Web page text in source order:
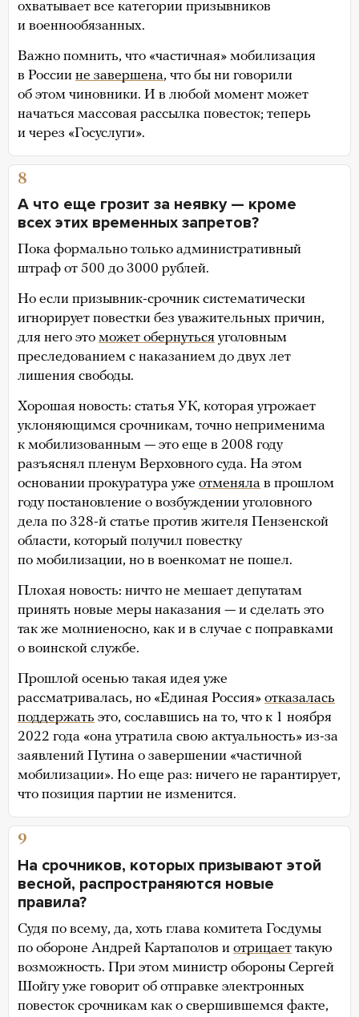
охватывает все категории призывников
и военнообязанных.
Важно помнить, что «частичная» мобилизация
в России не завершена, что бы ни говорили
об этом чиновники. И в любой момент может
начаться массовая рассылка повесток; теперь
и через «Госуслуги».
8
А что еще грозит за неявку — кроме
всех этих временных запретов?
Пока формально только административный
штраф от 500 до 3000 рублей.
Но если призывник-срочник систематически
игнорирует повестки без уважительных причин,
для него это может обернуться уголовным
преследованием с наказанием до двух лет
лишения свободы.
Хорошая новость: статья УК, которая угрожает
уклоняющимся срочникам, точно неприменима
к мобилизованным — это еще в 2008 году
разъяснял пленум Верховного суда. На этом
основании прокуратура уже отменяла в прошлом
году постановление о возбуждении уголовного
дела по 328-й статье против жителя Пензенской
области, который получил повестку
по мобилизации, но в военкомат не пошел.
Плохая новость: ничто не мешает депутатам
принять новые меры наказания — и сделать это
так же молниеносно, как и в случае с поправками
о воинской службе.
Прошлой осенью такая идея уже
рассматривалась, но «Единая Россия» отказалась
поддержать это, сославшись на то, что к 1 ноября
2022 года «она утратила свою актуальность» из-за
заявлений Путина о завершении «частичной
мобилизации». Но еще раз: ничего не гарантирует,
что позиция партии не изменится.
9
На срочников, которых призывают этой
весной, распространяются новые
правила?
Судя по всему, да, хоть глава комитета Госдумы
по обороне Андрей Картаполов и отрицает такую
возможность. При этом министр обороны Сергей
Шойгу уже говорит об отправке электронных
повесток срочникам как о свершившемся факте,